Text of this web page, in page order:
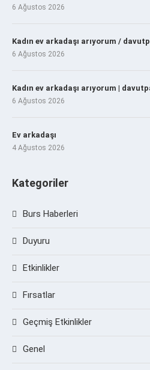
6 Ağustos 2026
Kadın ev arkadaşı arıyorum /
6 Ağustos 2026
Kadın ev arkadaşı arıyorum |
6 Ağustos 2026
Ev arkadaşı
4 Ağustos 2026
Kategoriler
Burs Haberleri
Duyuru
Etkinlikler
Fırsatlar
Geçmiş Etkinlikler
Genel